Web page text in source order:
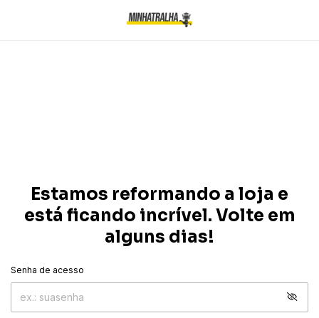
Estamos reformando a loja e
está ficando incrível. Volte em
alguns dias!
Senha de acesso